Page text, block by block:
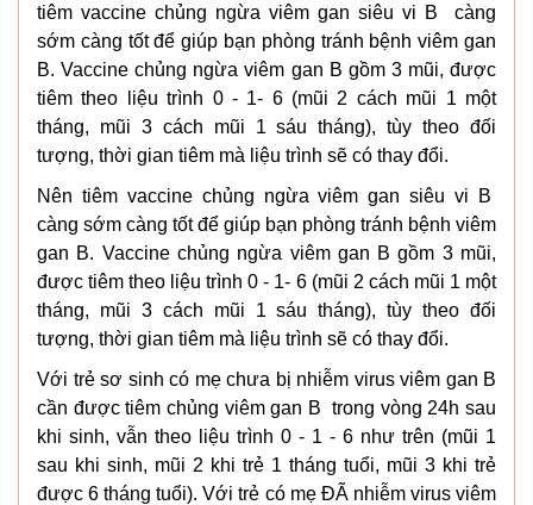
tiêm vaccine chủng ngừa viêm gan siêu vi B càng
sớm càng tốt để giúp bạn phòng tránh bệnh viêm gan
B. Vaccine chủng ngừa viêm gan B gồm 3 mũi, được
tiêm theo liệu trình 0 - 1- 6 (mũi 2 cách mũi 1 một
tháng, mũi 3 cách mũi 1 sáu tháng), tùy theo đối
tượng, thời gian tiêm mà liệu trình sẽ có thay đổi.
Nên tiêm vaccine chủng ngừa viêm gan siêu vi B
càng sớm càng tốt để giúp bạn phòng tránh bệnh viêm
gan B. Vaccine chủng ngừa viêm gan B gồm 3 mũi,
được tiêm theo liệu trình 0 - 1- 6 (mũi 2 cách mũi 1 một
tháng, mũi 3 cách mũi 1 sáu tháng), tùy theo đối
tượng, thời gian tiêm mà liệu trình sẽ có thay đổi.
Với trẻ sơ sinh có mẹ chưa bị nhiễm virus viêm gan B
cần được tiêm chủng viêm gan B trong vòng 24h sau
khi sinh, vẫn theo liệu trình 0 - 1 - 6 như trên (mũi 1
sau khi sinh, mũi 2 khi trẻ 1 tháng tuổi, mũi 3 khi trẻ
được 6 tháng tuổi). Với trẻ có mẹ ĐÃ nhiễm virus viêm